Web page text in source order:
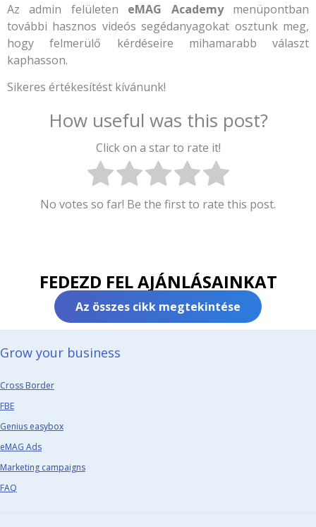
Az admin felületen eMAG Academymenüpontban
további hasznos videós segédanyagokat osztunk meg,
hogy felmerülő kérdéseire mihamarabb választ
kaphasson.
Sikeres értékesítést kívánunk!
How useful was this post?
Click on a star to rate it!
No votes so far! Be the first to rate this post.
FEDEZD FEL AJÁNLÁSAINKAT
Az összes cikk megtekintése
Grow your business​
Cross Border
FBE
Genius easybox
eMAG Ads
Marketing campaigns
FAQ